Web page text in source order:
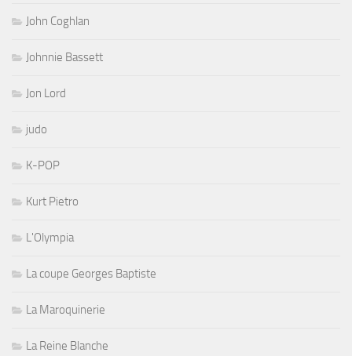
John Coghlan
Johnnie Bassett
Jon Lord
judo
K-POP
Kurt Pietro
L'Olympia
La coupe Georges Baptiste
La Maroquinerie
La Reine Blanche